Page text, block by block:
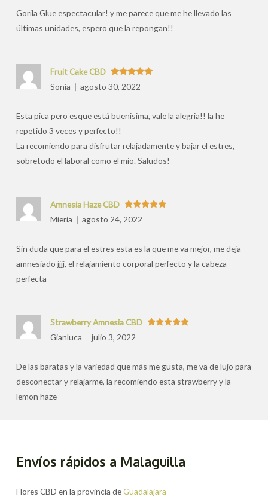
Gorila Glue espectacular! y me parece que me he llevado las
últimas unidades, espero que la repongan!!
Valorado
con5de 5
Fruit Cake CBD
Sonia
agosto 30, 2022
Esta pica pero esque está buenisima, vale la alegria!! la he
repetido 3 veces y perfecto!!
La recomiendo para disfrutar relajadamente y bajar el estres,
sobretodo el laboral como el mio. Saludos!
Valorado
con5
Amnesia Haze CBD
Mieria
agosto 24, 2022
Sin duda que para el estres esta es la que me va mejor, me deja
amnesiado jjjj, el relajamiento corporal perfecto y la cabeza
perfecta
Strawberry Amnesia CBD
Gianluca
julio 3, 2022
De las baratas y la variedad que más me gusta, me va de lujo para
desconectar y relajarme, la recomiendo esta strawberry y la
lemon haze
Envíos rápidos a Malaguilla
Flores CBD en la provincia deGuadalajara